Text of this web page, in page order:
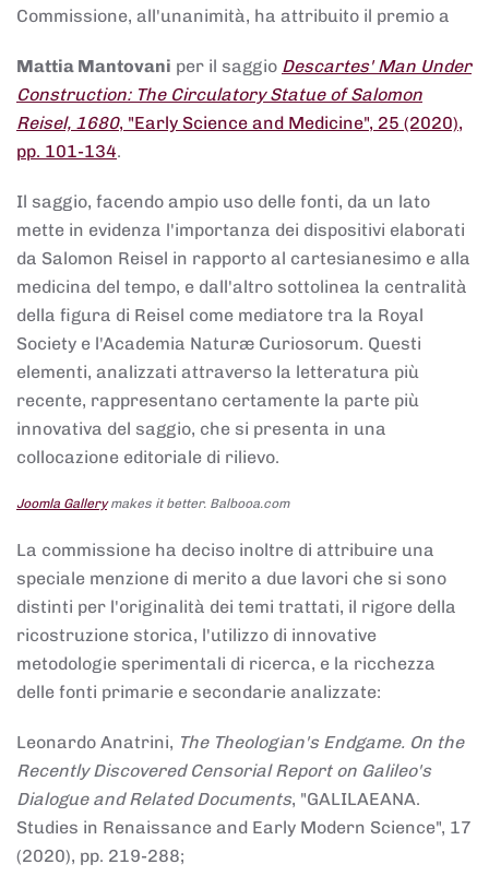
Commissione, all'unanimità, ha attribuito il premio a
Mattia Mantovani per il saggio Descartes' Man Under
Construction: The Circulatory Statue of Salomon
Reisel, 1680, "Early Science and Medicine", 25 (2020),
pp. 101-134.
Il saggio, facendo ampio uso delle fonti, da un lato
mette in evidenza l'importanza dei dispositivi elaborati
da Salomon Reisel in rapporto al cartesianesimo e alla
medicina del tempo, e dall'altro sottolinea la centralità
della figura di Reisel come mediatore tra la Royal
Society e l'Academia Naturæ Curiosorum. Questi
elementi, analizzati attraverso la letteratura più
recente, rappresentano certamente la parte più
innovativa del saggio, che si presenta in una
collocazione editoriale di rilievo.
Joomla Gallerymakes it better. Balbooa.com
La commissione ha deciso inoltre di attribuire una
speciale menzione di merito a due lavori che si sono
distinti per l'originalità dei temi trattati, il rigore della
ricostruzione storica, l'utilizzo di innovative
metodologie sperimentali di ricerca, e la ricchezza
delle fonti primarie e secondarie analizzate:
Leonardo Anatrini, The Theologian's Endgame. On the
Recently Discovered Censorial Report on Galileo's
Dialogue and Related Documents, "GALILAEANA.
Studies in Renaissance and Early Modern Science", 17
(2020), pp. 219-288;